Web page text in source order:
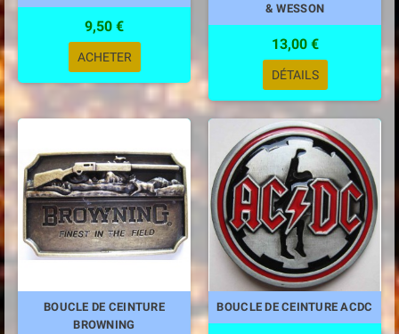
9,50 €
ACHETER
& WESSON
13,00 €
DÉTAILS
BOUCLE DE CEINTURE
BROWNING
BOUCLE DE CEINTURE ACDC